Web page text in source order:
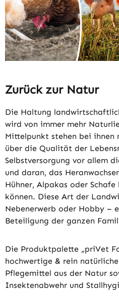
Zurück zur Natur
Die Haltung
wird von immer mehr
Mittelpunkt stehen bei ihnen
über die Qualität der
Selbstversorgung vor allem
und daran, das
Hühner, Alpakas oder
können. Diese Art der
Nebenerwerb oder Hobby –
Beteiligung der ganzen
Die Produktpalette „priVet
hochwertige & rein
Pflegemittel aus der Natur
Insektenabwehr und